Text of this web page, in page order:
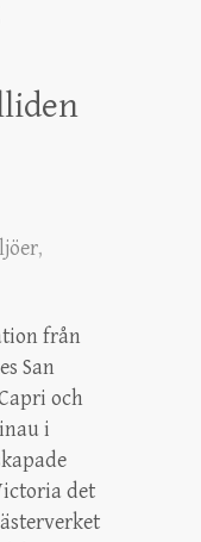
,
från
San
och
i
det